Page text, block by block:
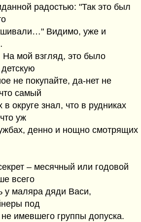
радостью: "Так это был
Видимо, уже и
На мой взгляд, это было
не покупайте, да-нет не
самый
округе знал, что в рудниках
уж
денно и нощно смотрящих
– месячный или годовой
всего
у маляра дяди Васи,
под
имевшего группы допуска.